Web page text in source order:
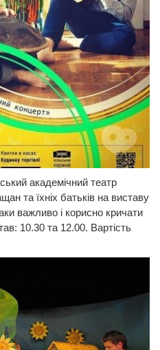
академічний театр
та їхніх батьків на виставу
важливо і корисно кричати
10.30 та 12.00. Вартість